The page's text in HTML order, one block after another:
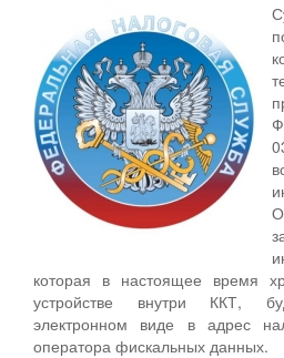
которая в настоящее время
устройстве внутри ККТ,
электронном виде в адрес
оператора фискальных данных.